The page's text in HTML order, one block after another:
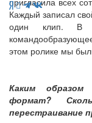
Каждый записал
один клип. В
этом ролике мы
Каким образом
формат?
перестраивание